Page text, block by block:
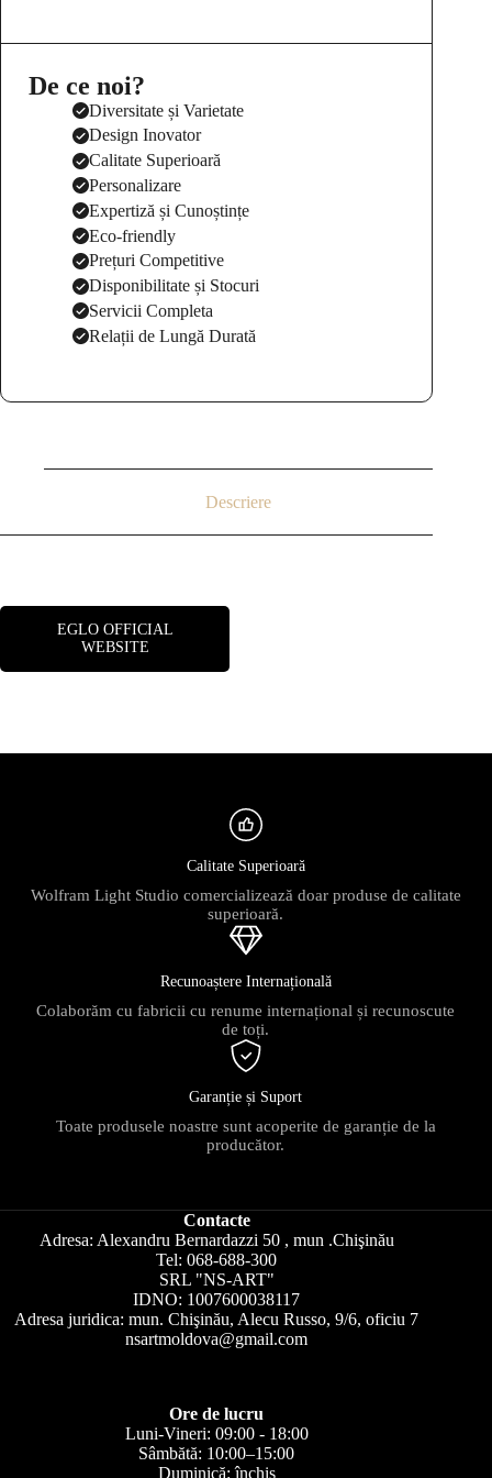
De ce noi?
Diversitate și Varietate
Design Inovator
Calitate Superioară
Personalizare
Expertiză și Cunoștințe
Eco-friendly
Prețuri Competitive
Disponibilitate și Stocuri
Servicii Completa
Relații de Lungă Durată
Descriere
EGLO OFFICIAL
WEBSITE
Calitate Superioară
Wolfram Light Studio comercializează doar produse de calitate
superioară.
Recunoaștere Internațională
Colaborăm cu fabricii cu renume internațional și recunoscute
de toți.
Garanție și Suport
Toate produsele noastre sunt acoperite de garanție de la
producător.
Contacte
Adresa: Alexandru Bernardazzi 50 , mun .Chişinău
Tel: 068-688-300
SRL "NS-ART"
IDNO: 1007600038117
Adresa juridica: mun. Chişinău, Alecu Russo, 9/6, oficiu 7
nsartmoldova@gmail.com
Ore de lucru
Luni-Vineri: 09:00 - 18:00
Sâmbătă: 10:00–15:00
Duminică: închis